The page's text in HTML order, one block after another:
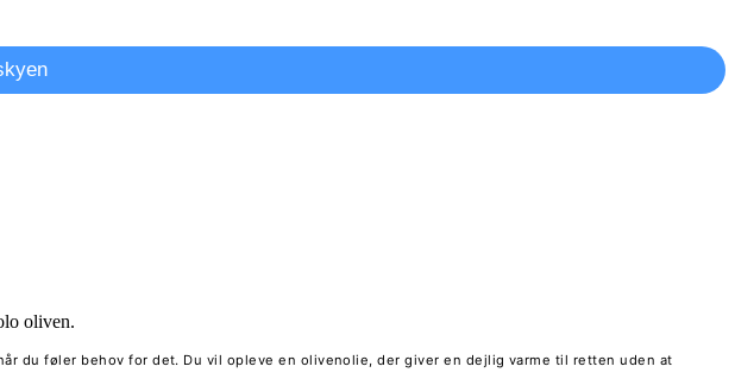
oliven.
du føler behov for det. Du vil opleve en olivenolie, der giver en dejlig varme til retten uden at